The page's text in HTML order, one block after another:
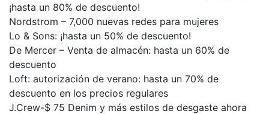
¡hasta un 80% de descuento!
Nordstrom – 7,000 nuevas redes para mujeres
Lo & Sons: ¡hasta un 50% de descuento!
De Mercer – Venta de almacén: hasta un 60% de
descuento
Loft: autorización de verano: hasta un 70% de
descuento en los precios regulares
J.Crew-$ 75 Denim y más estilos de desgaste ahora